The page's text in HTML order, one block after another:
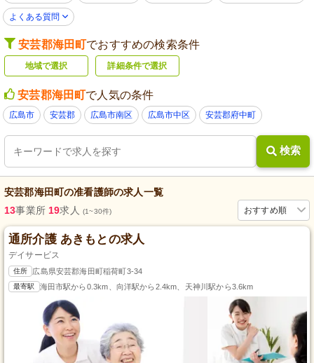
よくある質問
安芸郡海田町でおすすめの検索条件
地域で選択 詳細条件で選択
安芸郡海田町で人気の条件
広島市 安芸郡 広島市南区 広島市中区 安芸郡府中町
検索
安芸郡海田町の准看護師の求人一覧
おすすめ順
13事業所 19求人 (1~30件)
通所介護 あきもとの求人
デイサービス
住所 広島県安芸郡海田町稲荷町3-34
最寄駅 海田市駅から0.3km、向洋駅から2.4km、天神川駅から3.6km